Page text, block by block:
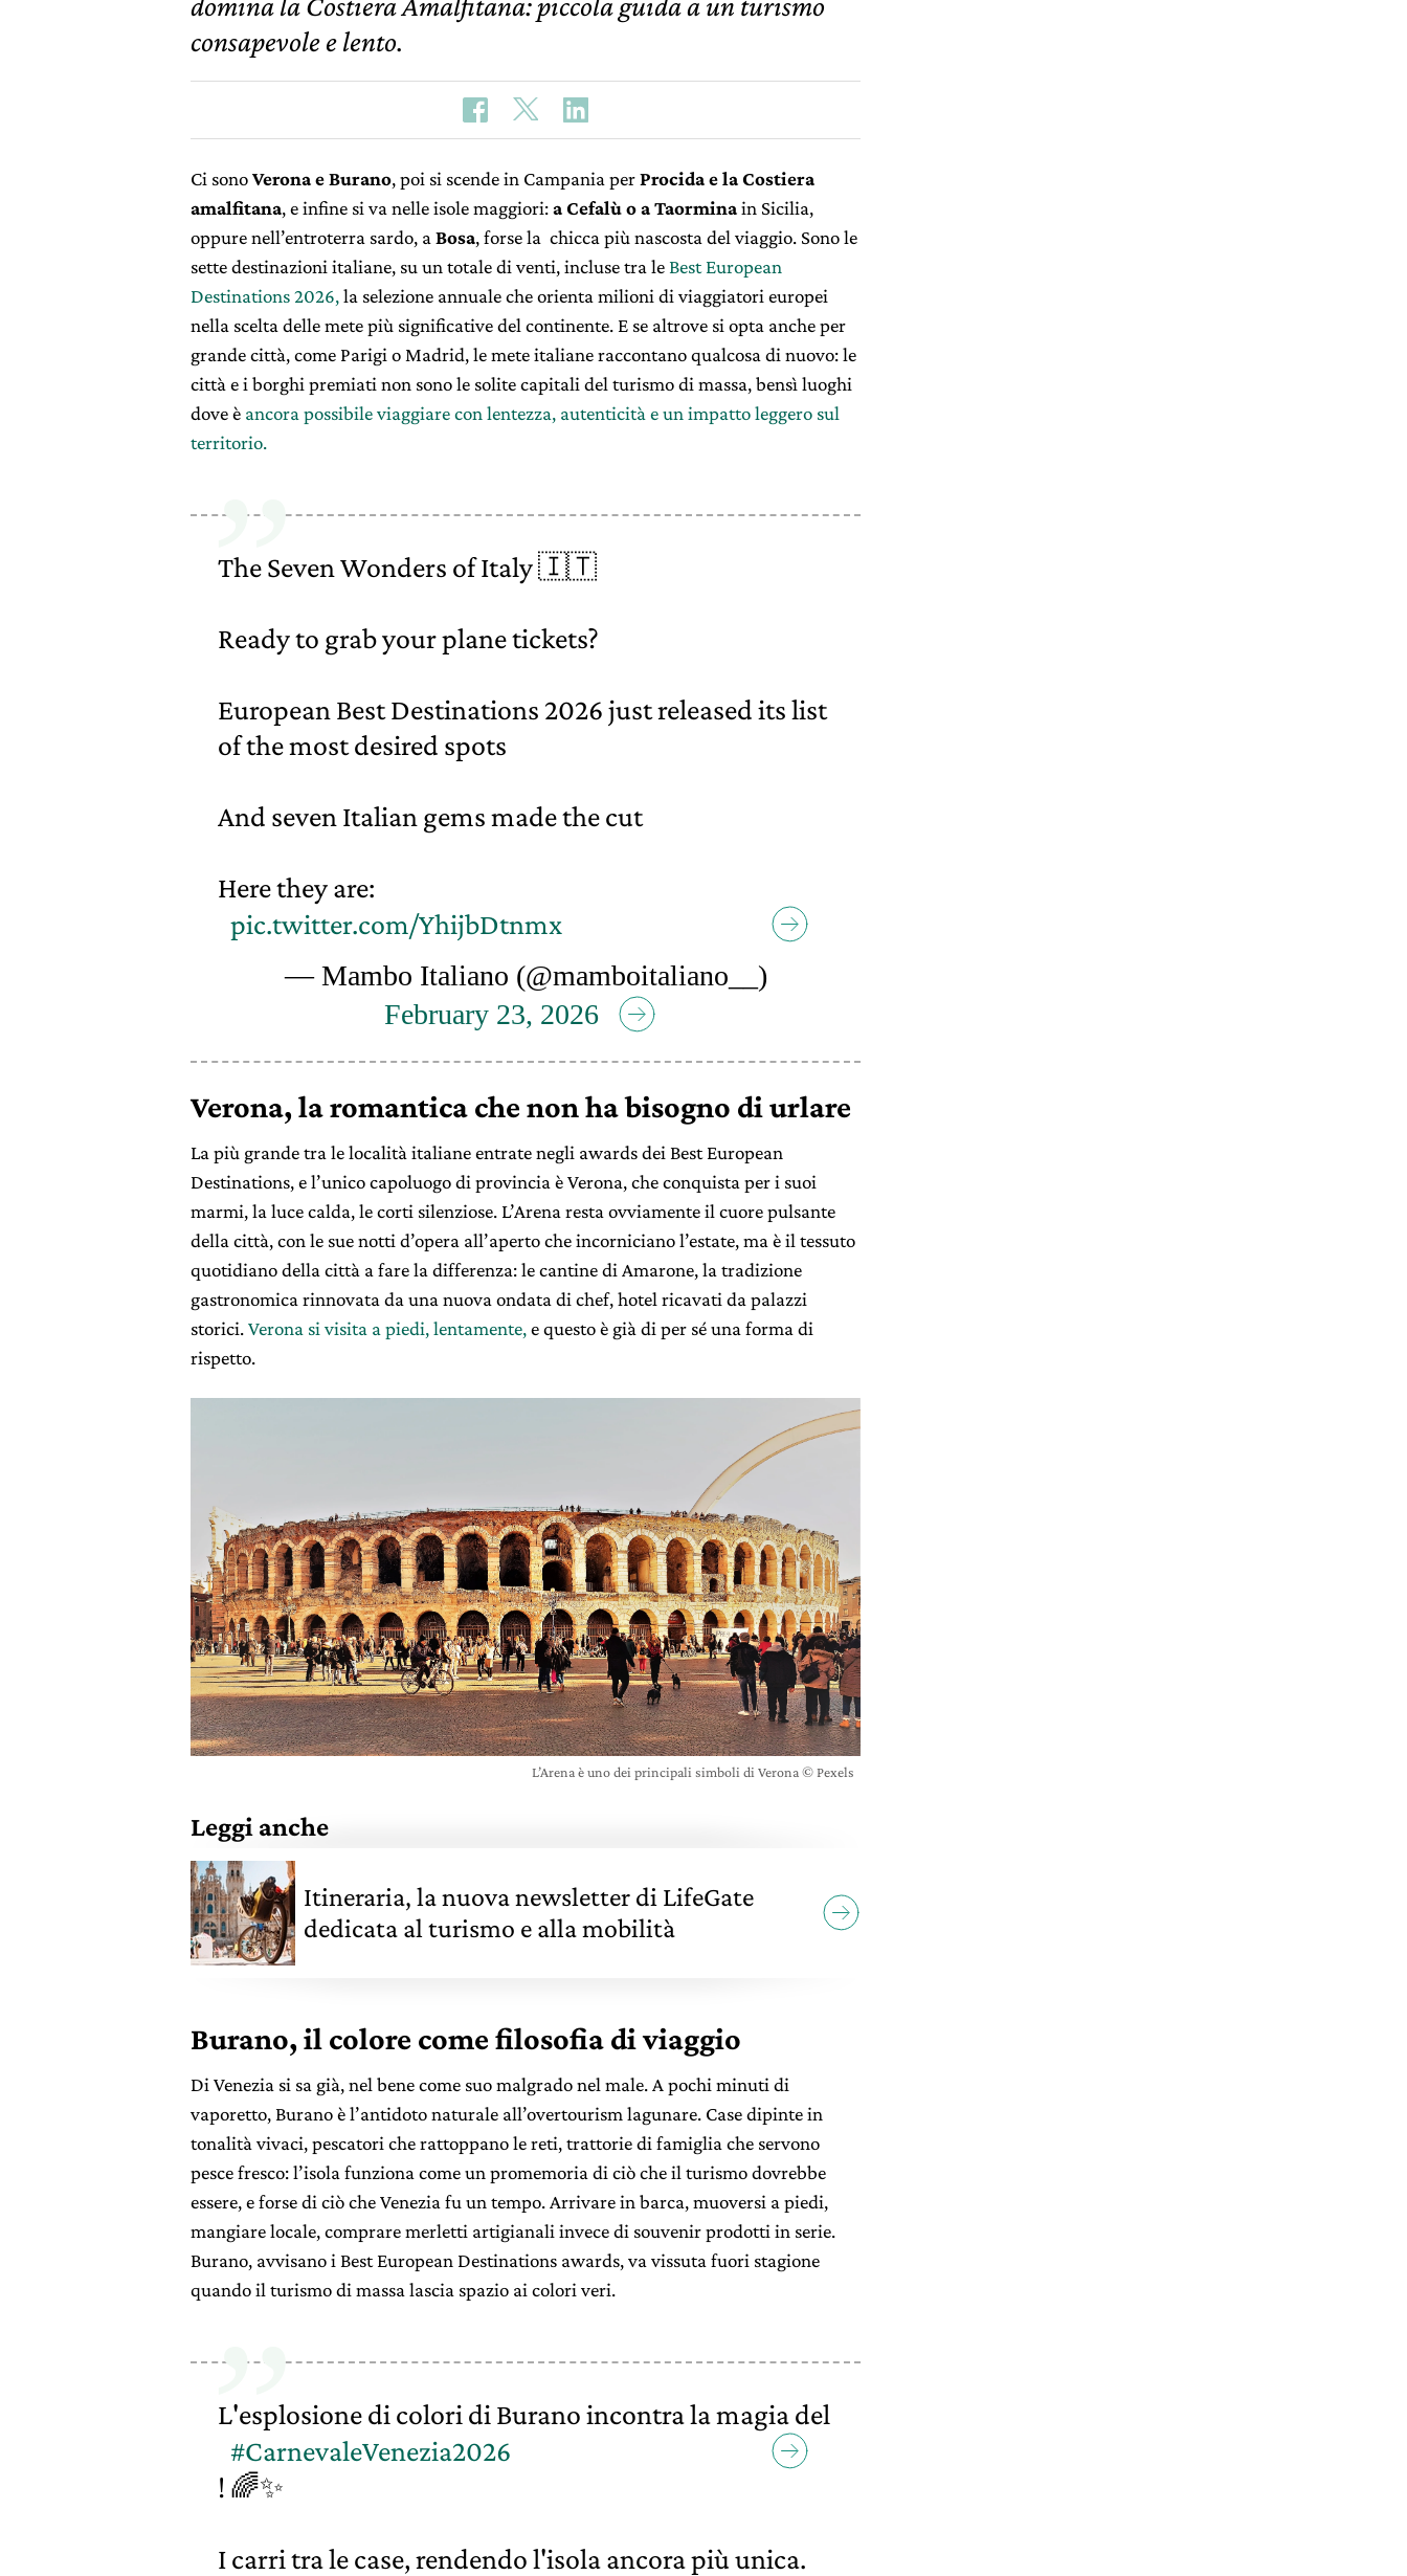
consapevole e lento.
Ci sonoVerona e Burano, poi si scende in Campania perProcida e la Costiera
amalfitana, e infine si va nelle isole maggiori:a Cefalù o a Taorminain Sicilia,
oppure nell’entroterra sardo, a Bosa, forse la chicca più nascosta del viaggio. Sono le
sette destinazioni italiane, su un totale di venti, incluse tra leBest European
Destinations 2026,la selezione annuale che orienta milioni di viaggiatori europei
nella scelta delle mete più significative del continente. E se altrove si opta anche per
grande città, come Parigi o Madrid, le mete italiane raccontano qualcosa di nuovo: le
città e i borghi premiati non sono le solite capitali del turismo di massa, bensì luoghi
dove è ancora possibile viaggiare con lentezza, autenticità e un impatto leggero sul
territorio.
The Seven Wonders of Italy 🇮🇹
Ready to grab your plane tickets?
European Best Destinations 2026 just released its list
of the most desired spots
And seven Italian gems made the cut
Here they are:
pic.twitter.com/YhijbDtnmx
— Mambo Italiano (@mamboitaliano__)
February 23, 2026
Verona, la romantica che non ha bisogno di urlare
La più grande tra le località italiane entrate negli awards dei Best European
Destinations, e l’unico capoluogo di provincia è Verona, che conquista per i suoi
marmi, la luce calda, le corti silenziose. L’Arena resta ovviamente il cuore pulsante
della città, con le sue notti d’opera all’aperto che incorniciano l’estate, ma è il tessuto
quotidiano della città a fare la differenza: le cantine di Amarone, la tradizione
gastronomica rinnovata da una nuova ondata di chef, hotel ricavati da palazzi
storici.Verona si visita a piedi, lentamente,e questo è già di per sé una forma di
rispetto.
L’Arena è uno dei principali simboli di Verona © Pexels
Leggi anche
Itineraria, la nuova newsletter di LifeGate
dedicata al turismo e alla mobilità
Burano, il colore come filosofia di viaggio
Di Venezia si sa già, nel bene come suo malgrado nel male. A pochi minuti di
vaporetto, Burano è l’antidoto naturale all’overtourism lagunare. Case dipinte in
tonalità vivaci, pescatori che rattoppano le reti, trattorie di famiglia che servono
pesce fresco: l’isola funziona come un promemoria di ciò che il turismo dovrebbe
essere, e forse di ciò che Venezia fu un tempo. Arrivare in barca, muoversi a piedi,
mangiare locale, comprare merletti artigianali invece di souvenir prodotti in serie.
Burano, avvisano i Best European Destinations awards, va vissuta fuori stagione
quando il turismo di massa lascia spazio ai colori veri.
L'esplosione di colori di Burano incontra la magia del
#CarnevaleVenezia2026
! 🌈✨
I carri tra le case, rendendo l'isola ancora più unica.